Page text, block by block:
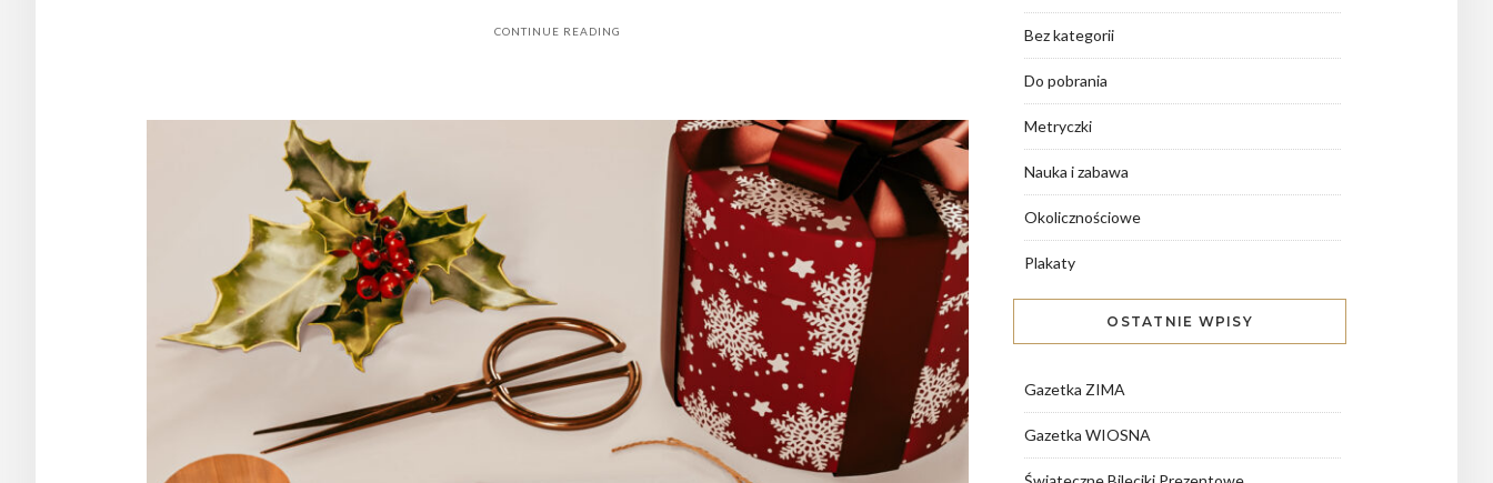
CONTINUE READING Bez kategorii
Do pobrania
Metryczki
Nauka i zabawa
Okolicznościowe
Plakaty
OSTATNIE WPISY
Gazetka ZIMA
Gazetka WIOSNA